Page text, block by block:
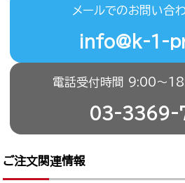
メールでのお問い合
info@k-1-
電話受付時間 9:00〜
03-3369-
ご注文関連情報